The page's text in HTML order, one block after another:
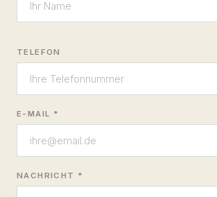
TELEFON
E-MAIL *
NACHRICHT *